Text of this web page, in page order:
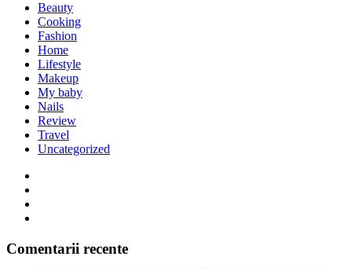
Beauty
Cooking
Fashion
Home
Lifestyle
Makeup
My baby
Nails
Review
Travel
Uncategorized
Comentarii recente